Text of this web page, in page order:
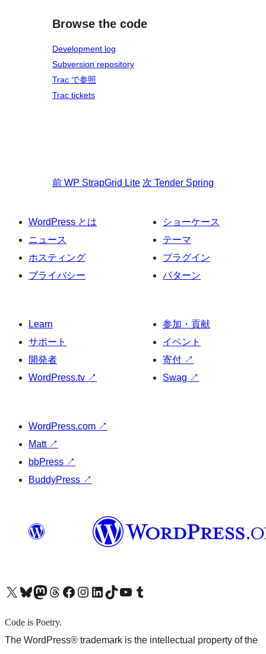
Browse the code
Development log
Subversion repository
Trac で参照
Trac tickets
前 WP StrapGrid Lite 次 Tender Spring
WordPress とは
ニュース
ホスティング
プライバシー
ショーケース
テーマ
プラグイン
パターン
Learn
サポート
開発者
WordPress.tv ↗
参加・貢献
イベント
寄付 ↗
Swag ↗
WordPress.com ↗
Matt ↗
bbPress ↗
BuddyPress ↗
X (旧 Twitter) アカウントへBluesky アカウントへMastodon アカウントへThreads アカウントへ Facebook ページへInstagram アカウントへ LinkedIn アカウントへTikTok アカウントへYouTube チャンネルへ Tumblr アカウントへ
Code is Poetry.
The WordPress® trademark is the intellectual property of the